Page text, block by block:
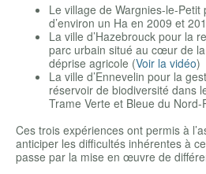
Le village de Wargnies-le-
d’environ un Ha en 2009 et
La ville d’Hazebrouck pour la
parc urbain situé au cœur de
déprise agricole (Voir la vidéo)
La ville d’Ennevelin pour la
réservoir de biodiversité dans
Trame Verte et Bleue du
Ces trois expériences ont permis à
anticiper les difficultés inhérentes à
passe par la mise en œuvre de